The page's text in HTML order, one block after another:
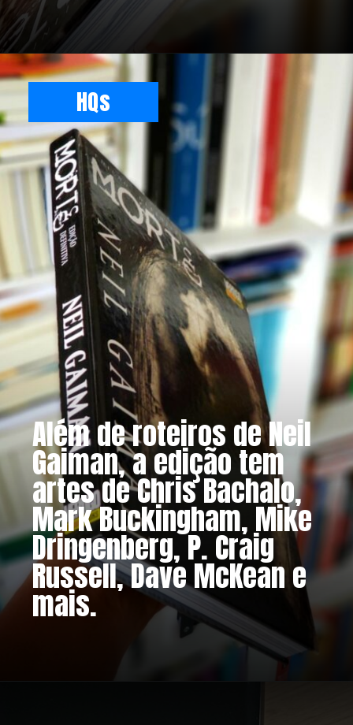
Além de roteiros de Neil
Gaiman, a edição tem
artes de Chris Bachalo,
Mark Buckingham, Mike
Dringenberg, P. Craig
Russell, Dave McKean e
mais.
HQs